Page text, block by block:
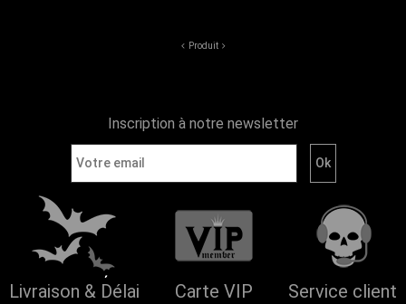
Produit
Inscription à notre newsletter
Livraison & Délai Carte VIP Service client